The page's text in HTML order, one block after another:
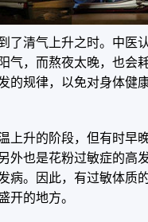
了清气上升之时。中医
气，而熬夜太晚，也会
的规律，以免对身体健
上升的阶段，但有时早
外也是花粉过敏症的高
病。因此，有过敏体质
开的地方。